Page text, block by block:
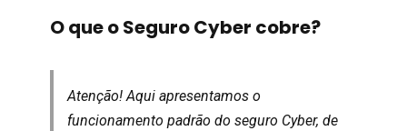
O que o Seguro Cyber cobre?
Atenção! Aqui apresentamos o
funcionamento padrão do seguro Cyber, de